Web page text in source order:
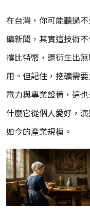
在台灣，你可能聽過
礦新聞，其實這技術
撐比特幣，還衍生出
用。但記住，挖礦需
電力與專業設備，這
什麼它從個人愛好，
如今的產業規模。